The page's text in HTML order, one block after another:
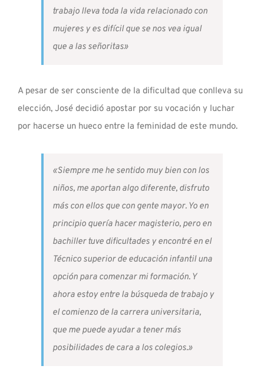
trabajo lleva toda la vida relacionado con
mujeres y es difícil que se nos vea igual
que a las señoritas»
A pesar de ser consciente de la dificultad que conlleva su
elección, José decidió apostar por su vocación y luchar
por hacerse un hueco entre la feminidad de este mundo.
«Siempre me he sentido muy bien con los
niños, me aportan algo diferente, disfruto
más con ellos que con gente mayor. Yo en
principio quería hacer magisterio, pero en
bachiller tuve dificultades y encontré en el
Técnico superior de educación infantil una
opción para comenzar mi formación. Y
ahora estoy entre la búsqueda de trabajo y
el comienzo de la carrera universitaria,
que me puede ayudar a tener más
posibilidades de cara a los colegios.»